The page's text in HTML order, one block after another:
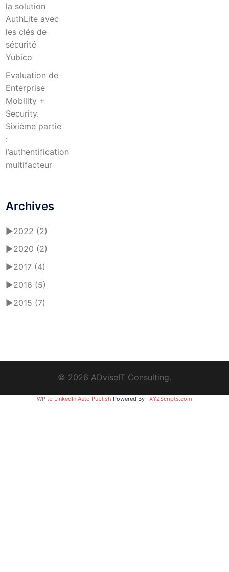
la solution
AuthLite avec
les clés de
sécurité
Yubico
Evaluation de
Enterprise
Mobility +
Security.
Sixième partie
:
l’authentification
multifacteur
Archives
►2022 (2)
►2020 (2)
►2017 (4)
►2016 (5)
►2015 (7)
© 2026 ADviseIT Consulting.
WP to LinkedIn Auto Publish Powered By : XYZScripts.com